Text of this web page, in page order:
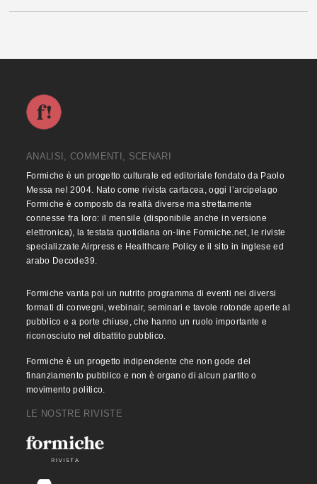
ANALISI, COMMENTI, SCENARI
Formiche è un progetto culturale ed editoriale fondato da Paolo
Messa nel 2004. Nato come rivista cartacea, oggi l’arcipelago
Formiche è composto da realtà diverse ma strettamente
connesse fra loro: il mensile (disponibile anche in versione
elettronica), la testata quotidiana on-line Formiche.net, le riviste
specializzate Airpress e Healthcare Policy e il sito in inglese ed
arabo Decode39.
Formiche vanta poi un nutrito programma di eventi nei diversi
formati di convegni, webinair, seminari e tavole rotonde aperte al
pubblico e a porte chiuse, che hanno un ruolo importante e
riconosciuto nel dibattito pubblico.
Formiche è un progetto indipendente che non gode del
finanziamento pubblico e non è organo di alcun partito o
movimento politico.
LE NOSTRE RIVISTE